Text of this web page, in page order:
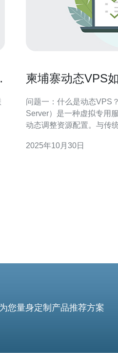
柬埔寨动态VPS
问题一：什么是动态VPS
Server）是一种虚拟专用
动态调整资源配置。与传
在高峰期也能获得稳定的
2025年10月30日
您量身定制产品推荐方案